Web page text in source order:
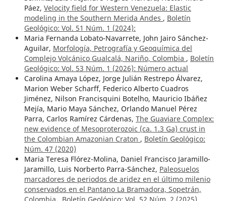
Páez, Velocity field for Western Venezuela: Elastic
modeling in the Southern Merida Andes , Boletín
Geológico: Vol. 51 Núm. 1 (2024):
Maria Fernanda Lobato-Navarrete, John Jairo Sánchez-
Aguilar, Morfología, Petrografía y Geoquímica del
Complejo Volcánico Gualcalá, Nariño, Colombia , Boletín
Geológico: Vol. 53 Núm. 1 (2026): ¨Número actual
Carolina Amaya López, Jorge Julián Restrepo Álvarez,
Marion Weber Scharff, Federico Alberto Cuadros
Jiménez, Nilson Francisquini Botelho, Mauricio Ibáñez
Mejía, Mario Maya Sánchez, Orlando Manuel Pérez
Parra, Carlos Ramírez Cárdenas, The Guaviare Complex:
new evidence of Mesoproterozoic (ca. 1.3 Ga) crust in
the Colombian Amazonian Craton , Boletín Geológico:
Núm. 47 (2020)
Maria Teresa Flórez-Molina, Daniel Francisco Jaramillo-
Jaramillo, Luis Norberto Parra-Sánchez, Paleosuelos
marcadores de periodos de aridez en el último milenio
conservados en el Pantano La Bramadora, Sopetrán,
Colombia
Boletín Geológico: Vol. 52 Núm. 2 (2025)